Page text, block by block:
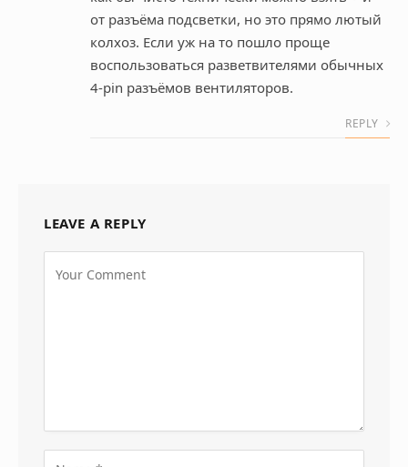
от разъёма подсветки, но это прямо лютый
колхоз. Если уж на то пошло проще
воспользоваться разветвителями обычных
4-pin разъёмов вентиляторов.
REPLY
LEAVE A REPLY